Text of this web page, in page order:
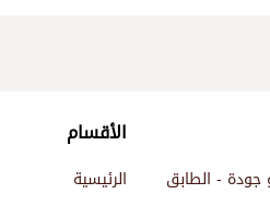
جودة - الطابق
الأقسام
الرئيسية